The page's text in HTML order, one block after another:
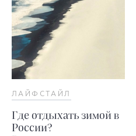
ЛАЙФСТАЙЛ
Где отдыхать зимой в
России?